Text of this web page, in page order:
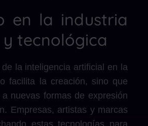
en la industria
y tecnológica
la inteligencia artificial en la
facilita la creación, sino que
nuevas formas de expresión
Empresas, artistas y marcas
estas tecnologías para